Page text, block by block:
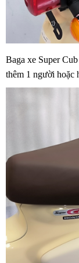
Baga xe Super
thêm 1 người hoặc